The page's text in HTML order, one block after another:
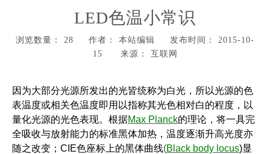
LED色温小常识
浏览数量： 28 作者： 本站编辑 发布时间： 2015-10-
15 来源： 互联网
因为大部分光源所发出的光皆统称为白光，所以光源的色
表温度或相关色温度即用以指称其光色相对白的程度，以
量化光源的光色表现。根据Max Planck的理论，将一具完
全吸收与放射能力的标准黑体加热，温度逐渐升高光度亦
随之改变； CIE色座标上的黑体曲线(Black body locus)显